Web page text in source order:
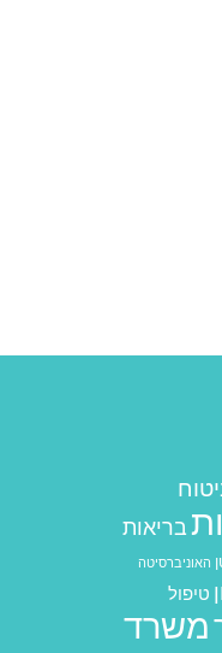
בריאות
האוניברסיטה
טיפול
משרד